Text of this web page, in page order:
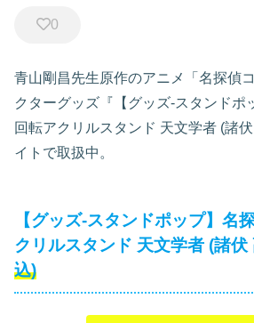
0
青山剛昌先生原作のアニメ「名探偵
クターグッズ『【グッズ-スタンドポ
回転アクリルスタンド 天文学者 (諸
イトで取扱中。
【グッズ-スタンドポップ】名
クリルスタンド 天文学者 (諸伏
込)